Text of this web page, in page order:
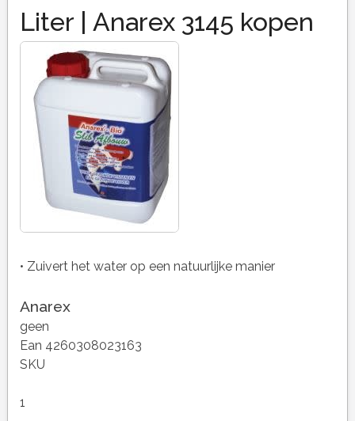
Liter | Anarex 3145 kopen
• Zuivert het water op een natuurlijke manier
Anarex
geen
Ean 4260308023163
SKU
1